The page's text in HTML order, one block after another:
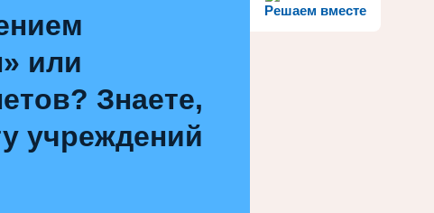
Решаем вместе
или
Знаете,
учреждений